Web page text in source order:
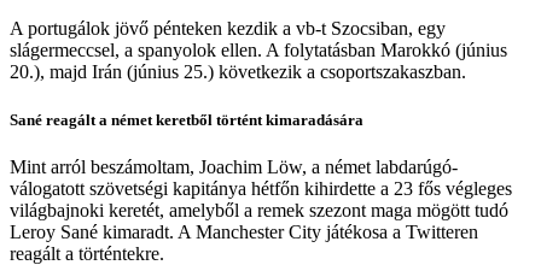
A portugálok jövő pénteken kezdik a vb-t Szocsiban, egy
slágermeccsel, a spanyolok ellen. A folytatásban Marokkó (június
20.), majd Irán (június 25.) következik a csoportszakaszban.
Sané reagált a német keretből történt kimaradására
Mint arról beszámoltam, Joachim Löw, a német labdarúgó-
válogatott szövetségi kapitánya hétfőn kihirdette a 23 fős végleges
világbajnoki keretét, amelyből a remek szezont maga mögött tudó
Leroy Sané kimaradt. A Manchester City játékosa a Twitteren
reagált a történtekre.